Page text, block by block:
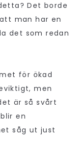
Det borde
man har en
det som redan
för ökad
men
är så svårt
en
såg ut just